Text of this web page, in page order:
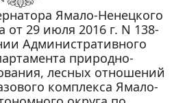
Ямало-Ненецкого
от 29 июля 2016 г. N 138-
Административного
природно-
лесных отношений
комплекса Ямало-